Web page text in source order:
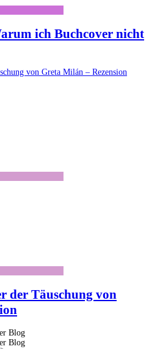
ich Buchcover nicht
der Täuschung von